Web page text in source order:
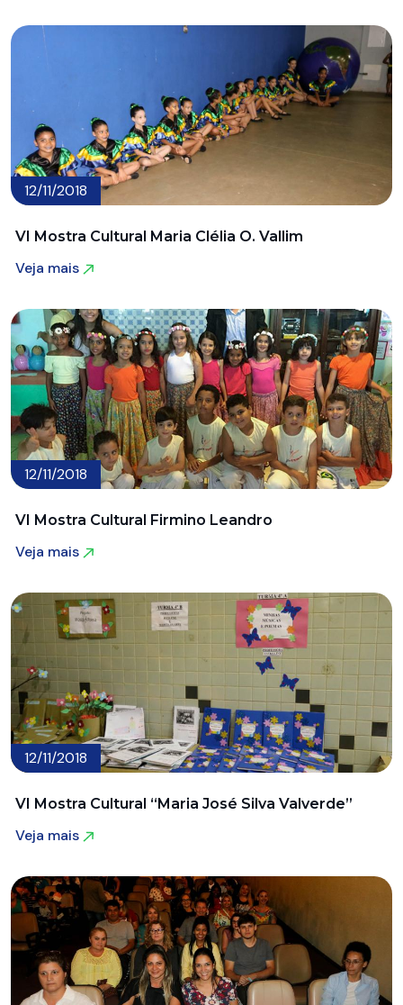
12/11/2018
VI Mostra Cultural Maria Clélia O. Vallim
Veja mais
12/11/2018
VI Mostra Cultural Firmino Leandro
Veja mais
12/11/2018
VI Mostra Cultural “Maria José Silva Valverde”
Veja mais